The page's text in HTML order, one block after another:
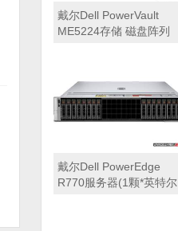
戴尔Dell PowerVault
ME5224存储 磁盘阵列
戴尔Dell PowerEdge
R770服务器(1颗*英特尔